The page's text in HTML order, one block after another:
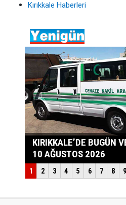
Kırıkkale Haberleri